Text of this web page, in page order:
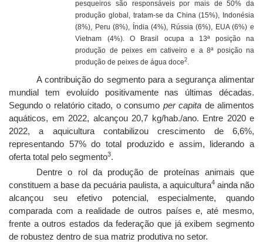
pesqueiros são responsáveis por mais de 50% da
produção global, tratam-se da China (15%), Indonésia
(8%), Peru (8%), Índia (4%), Rússia (6%), EUA (6%) e
Vietnam (4%). O Brasil ocupa a 13ª posição na
produção de peixes em cativeiro e a 8ª posição na
produção de peixes de água doce2
A contribuição do segmento para a segurança alimentar
mundial tem evoluído positivamente nas últimas décadas.
Segundo o relatório citado, o consumo per capita de alimentos
aquáticos, em 2022, alcançou 20,7 kg/hab./ano. Entre 2020 e
2022, a aquicultura contabilizou crescimento de 6,6%,
representando 57% do total produzido e assim, liderando a
oferta total pelo segmento3.
Dentre o rol da produção de proteínas animais que
constituem a base da pecuária paulista, a aquicultura4 ainda não
alcançou seu efetivo potencial, especialmente, quando
comparada com a realidade de outros países e, até mesmo,
frente a outros estados da federação que já exibem segmento
de robustez dentro de sua matriz produtiva no setor.